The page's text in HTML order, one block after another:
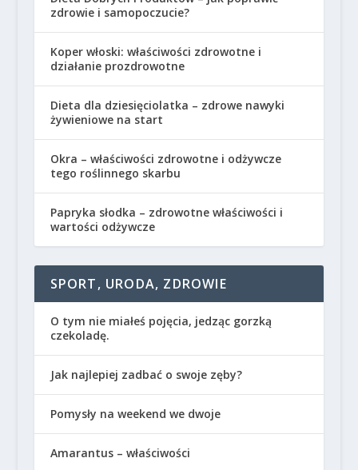
zdrowie i samopoczucie?
Koper włoski: właściwości zdrowotne i
działanie prozdrowotne
Dieta dla dziesięciolatka – zdrowe nawyki
żywieniowe na start
Okra – właściwości zdrowotne i odżywcze
tego roślinnego skarbu
Papryka słodka – zdrowotne właściwości i
wartości odżywcze
SPORT, URODA, ZDROWIE
O tym nie miałeś pojęcia, jedząc gorzką
czekoladę.
Jak najlepiej zadbać o swoje zęby?
Pomysły na weekend we dwoje
Amarantus – właściwości